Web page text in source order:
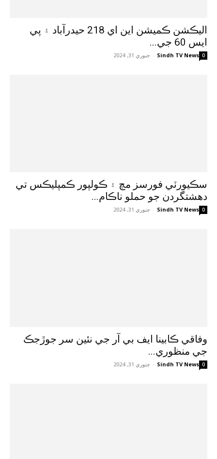
اليڪشن ڪميشن اين اي 218 حيدرآباد ۽ پي
ايس 60 جي...
Sindh TV News
- جنوري 31, 2024 0
سڪيورٽي فورسز مچ ۽ ڪولپور ڪمپليڪس تي
دهشتگردن جو حملو ناڪام...
Sindh TV News
- جنوري 31, 2024 0
وفاقي ڪابينا ايف بي آر جي نئين سر جوڙجڪ
جي منظوري...
Sindh TV News
- جنوري 31, 2024 0